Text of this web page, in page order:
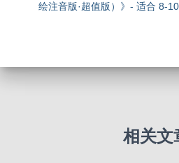
绘注音版·超值版）》- 适合 8-
相关文